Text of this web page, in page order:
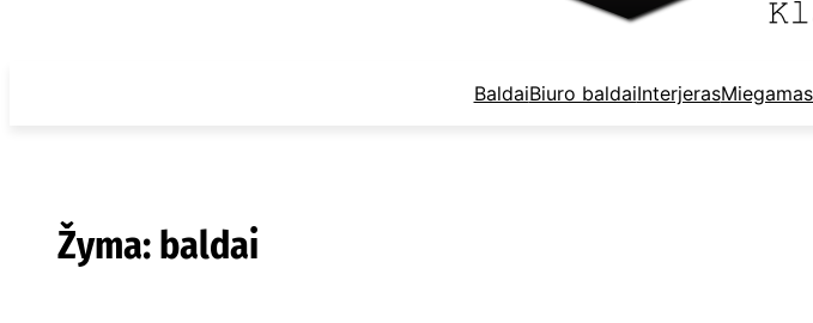
BaldaiBiuro baldaiInterjeras
Žyma: baldai